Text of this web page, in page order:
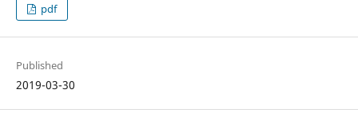
pdf
Published
2019-03-30